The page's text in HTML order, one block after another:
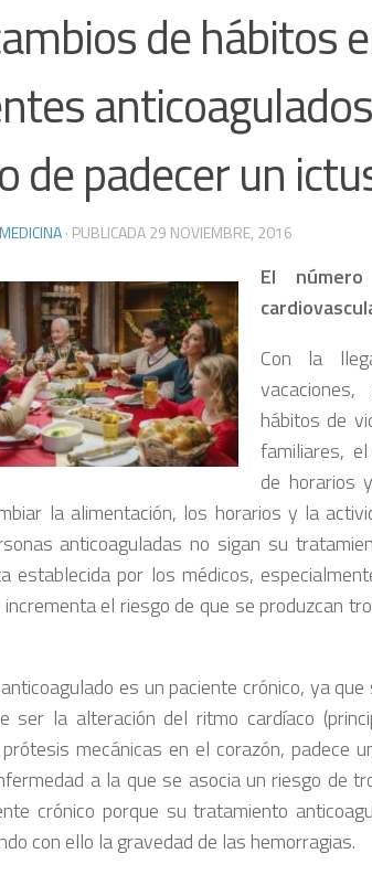
de hábitos
de padecer un
· PUBLICADA29 NOVIEMBRE, 2016
El
Con la
hábitos de
familiares,
de horarios
la alimentación, los horarios y la
anticoaguladas no sigan su
establecida por los médicos,
el riesgo de que se produzcan
es un paciente crónico, ya
ser la alteración del ritmo cardíaco
mecánicas en el corazón, padece
a la que se asocia un riesgo de
crónico porque su tratamiento
con ello la gravedad de las hemorragias.